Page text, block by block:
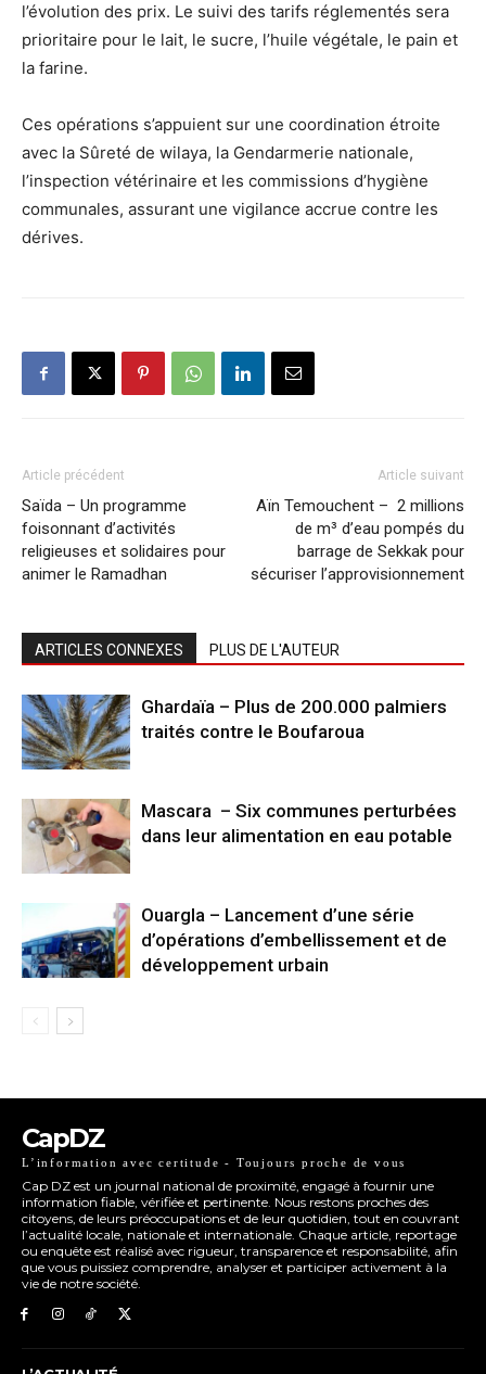
l’évolution des prix. Le suivi des tarifs réglementés sera
prioritaire pour le lait, le sucre, l’huile végétale, le pain et
la farine.
Ces opérations s’appuient sur une coordination étroite
avec la Sûreté de wilaya, la Gendarmerie nationale,
l’inspection vétérinaire et les commissions d’hygiène
communales, assurant une vigilance accrue contre les
dérives.
Article précédent
Saïda – Un programme
foisonnant d’activités
religieuses et solidaires pour
animer le Ramadhan
Article suivant
Aïn Temouchent – 2 millions
de m³ d’eau pompés du
barrage de Sekkak pour
sécuriser l’approvisionnement
ARTICLES CONNEXES PLUS DE L'AUTEUR
Ghardaïa – Plus de 200.000 palmiers
traités contre le Boufaroua
Mascara – Six communes perturbées
dans leur alimentation en eau potable
Ouargla – Lancement d’une série
d’opérations d’embellissement et de
développement urbain
CapDZ
L’information avec certitude - Toujours proche de vous
Cap DZ est un journal national de proximité, engagé à fournir une
information fiable, vérifiée et pertinente. Nous restons proches des
citoyens, de leurs préoccupations et de leur quotidien, tout en couvrant
l’actualité locale, nationale et internationale. Chaque article, reportage
ou enquête est réalisé avec rigueur, transparence et responsabilité, afin
que vous puissiez comprendre, analyser et participer activement à la
vie de notre société.